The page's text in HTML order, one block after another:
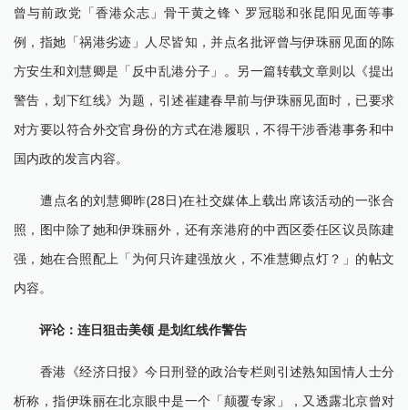
曾与前政党「香港众志」骨干黄之锋丶罗冠聪和张昆阳见面等事
例，指她「祸港劣迹」人尽皆知，并点名批评曾与伊珠丽见面的陈
方安生和刘慧卿是「反中乱港分子」。另一篇转载文章则以《提出
警告，划下红线》为题，引述崔建春早前与伊珠丽见面时，已要求
对方要以符合外交官身份的方式在港履职，不得干涉香港事务和中
国内政的发言内容。
遭点名的刘慧卿昨(28日)在社交媒体上载出席该活动的一张合
照，图中除了她和伊珠丽外，还有亲港府的中西区委任区议员陈建
强，她在合照配上「为何只许建强放火，不准慧卿点灯？」的帖文
内容。
评论：连日狙击美领 是划红线作警告
香港《经济日报》今日刑登的政治专栏则引述熟知国情人士分
析称，指伊珠丽在北京眼中是一个「颠覆专家」，又透露北京曾对